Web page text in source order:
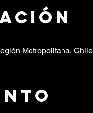
Metropolitana, Chile